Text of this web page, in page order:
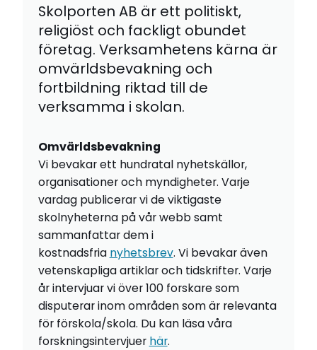
Skolporten AB är ett politiskt,
religiöst och fackligt obundet
företag. Verksamhetens kärna är
omvärldsbevakning och
fortbildning riktad till de
verksamma i skolan.
Omvärldsbevakning
Vi bevakar ett hundratal nyhetskällor,
organisationer och myndigheter. Varje
vardag publicerar vi de viktigaste
skolnyheterna på vår webb samt
sammanfattar dem i
kostnadsfria nyhetsbrev. Vi bevakar även
vetenskapliga artiklar och tidskrifter. Varje
år intervjuar vi över 100 forskare som
disputerar inom områden som är relevanta
för förskola/skola. Du kan läsa våra
forskningsintervjuer här.